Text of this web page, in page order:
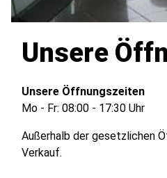
Unsere
Unsere Öffnungszeiten
Mo - Fr: 08:00 - 17:30 Uhr
Außerhalb der gesetzlichen
Verkauf.